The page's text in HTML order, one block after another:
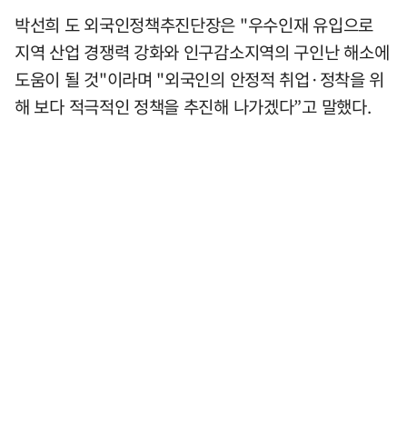
박선희 도 외국인정책추진단장은 "우수인재 유입으로
지역 산업 경쟁력 강화와 인구감소지역의 구인난 해소에
도움이 될 것"이라며 "외국인의 안정적 취업·정착을 위
해 보다 적극적인 정책을 추진해 나가겠다”고 말했다.